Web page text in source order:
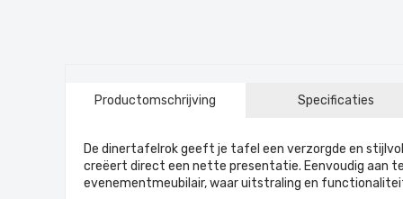
Productomschrijving Specificaties
De dinertafelrok geeft je tafel een verzorgde en
creëert direct een nette presentatie. Eenvoudig aan
evenementmeubilair, waar uitstraling en